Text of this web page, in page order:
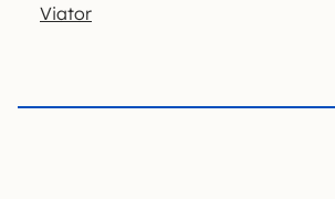
Viator